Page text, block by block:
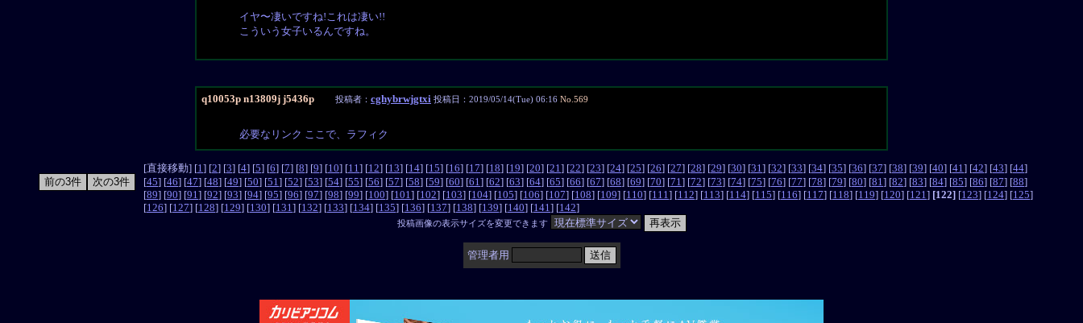
イヤ〜凄いですね!これは凄い!!
こういう女子いるんですね。
q10053p n13809j j5436p 投稿者： cghybrwjgtxi 投稿日：2019/05/14(Tue) 06:16 No.569
必要なリンク ここで、ラフィク
[直接移動] [1 ] [2] [3] [4] [5] [6] [7] [8] [9] [10] [11 ] [12] [13] [14] [15] [16] [17] [18] [19] [20] [21 ] [22] [23] [24] [25] [26] [27] [28] [29] [30] [31 ] [32] [33] [34] [35] [36] [37] [38] [39] [40] [41 ] [42] [43] [44]
[45] [46] [47] [48] [49] [50] [51 ] [52] [53] [54] [55] [56] [57] [58] [59] [60] [61 ] [62] [63] [64] [65] [66] [67] [68] [69] [70] [71 ] [72] [73] [74] [75] [76] [77] [78] [79] [80] [81 ] [82] [83] [84] [85] [86] [87] [88]
[89] [90] [91 ] [92] [93] [94] [95] [96] [97] [98] [99] [100] [101 ] [102] [103] [104] [105] [106] [107] [108] [109] [110] [111 ] [112] [113] [114] [115] [116] [117] [118] [119] [120] [121 ] [122] [123] [124] [125]
[126] [127] [128] [129] [130] [131 ] [132] [133] [134] [135] [136] [137] [138] [139] [140] [141 ] [142]
投稿画像の表示サイズを変更できます
管理者用